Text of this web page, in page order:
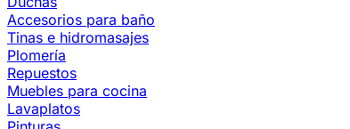
Accesorios para baño
Tinas e hidromasajes
Plomería
Repuestos
Muebles para cocina
Lavaplatos